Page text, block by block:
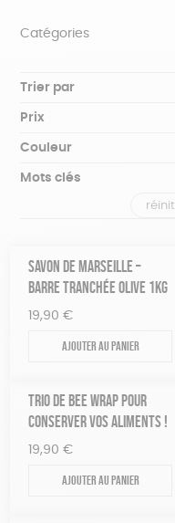
Catégories
NOTRE COLLECTION
BEAUTÉ
ÉPICERIE
JEUX
PAPETERIE
ZÉRO DÉCHET
Trier par
Par défaut
Prix : du - cher au + cher
Prix : du + cher au - cher
Prix
Tous
Couleur
Blanc Pur
Mots clés
Recyclé Textile Bio
Fabriqué en France
SAVON DE MARSEILLE –
BARRE TRANCHÉE OLIVE 1KG
19,90 €
Ajouter au panier
TRIO DE BEE WRAP POUR
CONSERVER VOS ALIMENTS !
19,90 €
Ajouter au panier